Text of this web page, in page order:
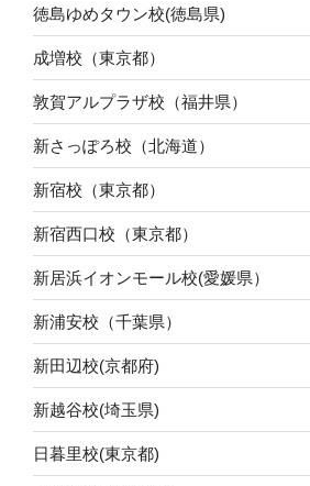
徳島ゆめタウン校(徳島県)
成増校（東京都）
敦賀アルプラザ校（福井県）
新さっぽろ校（北海道）
新宿校（東京都）
新宿西口校（東京都）
新居浜イオンモール校(愛媛県）
新浦安校（千葉県）
新田辺校(京都府)
新越谷校(埼玉県)
日暮里校(東京都)